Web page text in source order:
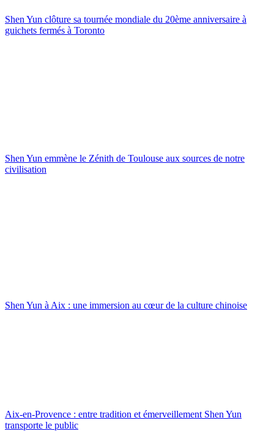
Shen Yun clôture sa tournée mondiale du 20ème anniversaire à
guichets fermés à Toronto
Shen Yun emmène le Zénith de Toulouse aux sources de notre
civilisation
Shen Yun à Aix : une immersion au cœur de la culture chinoise
Aix-en-Provence : entre tradition et émerveillement Shen Yun
transporte le public